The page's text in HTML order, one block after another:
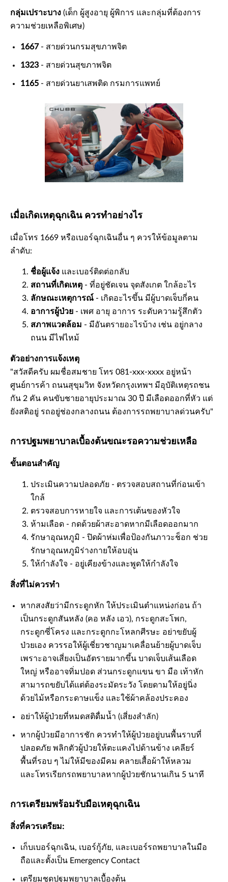
กลุ่มเปราะบาง (เด็ก ผู้สูงอายุ ผู้พิการ และกลุ่มที่ต้องการ
ความช่วยเหลือพิเศษ)
1667- สายด่วนกรมสุขภาพจิต
1323 - สายด่วนสุขภาพจิต
1165 - สายด่วนยาเสพติด กรมการแพทย์
เมื่อเกิดเหตุฉุกเฉิน ควรทำอย่างไร
เมื่อโทร 1669 หรือเบอร์ฉุกเฉินอื่น ๆ ควรให้ข้อมูลตาม
ลำดับ:
ชื่อผู้แจ้ง และเบอร์ติดต่อกลับ
สถานที่เกิดเหตุ - ที่อยู่ชัดเจน จุดสังเกต ใกล้อะไร
ลักษณะเหตุการณ์ - เกิดอะไรขึ้น มีผู้บาดเจ็บกี่คน
อาการผู้ป่วย - เพศ อายุ อาการ ระดับความรู้สึกตัว
สภาพแวดล้อม - มีอันตรายอะไรบ้าง เช่น อยู่กลาง
ถนน มีไฟไหม้
ตัวอย่างการแจ้งเหตุ
"สวัสดีครับ ผมชื่อสมชาย โทร 081-xxx-xxxx อยู่หน้า
ศูนย์การค้า ถนนสุขุมวิท จังหวัดกรุงเทพฯ มีอุบัติเหตุรถชน
กัน 2 คัน คนขับชายอายุประมาณ 30 ปี มีเลือดออกที่หัว แต่
ยังสติอยู่ รถอยู่ช่องกลางถนน ต้องการรถพยาบาลด่วนครับ"
การปฐมพยาบาลเบื้องต้นขณะรอความช่วยเหลือ
ขั้นตอนสำคัญ
ประเมินความปลอดภัย - ตรวจสอบสถานที่ก่อนเข้า
ใกล้
ตรวจสอบการหายใจ และการเต้นของหัวใจ
ห้ามเลือด - กดด้วยผ้าสะอาดหากมีเลือดออกมาก
รักษาอุณหภูมิ - ปิดผ้าห่มเพื่อป้องกันภาวะช็อก ช่วย
รักษาอุณหภูมิร่างกายให้อบอุ่น
ให้กำลังใจ - อยู่เคียงข้างและพูดให้กำลังใจ
สิ่งที่ไม่ควรทำ
หากสงสัยว่ามีกระดูกหัก ให้ประเมินตำแหน่งก่อน ถ้า
เป็นกระดูกสันหลัง (คอ หลัง เอว), กระดูกสะโพก,
กระดูกซี่โครง และกระดูกกะโหลกศีรษะ อย่าขยับผู้
ป่วยเอง ควรรอให้ผู้เชี่ยวชาญมาเคลื่อนย้ายผู้บาดเจ็บ
เพราะอาจเสี่ยงเป็นอัตรายมากขึ้น บาดเจ็บเส้นเลือด
ใหญ่ หรืออาจทิ่มปอด ส่วนกระดูกแขน ขา มือ เท้าหัก
สามารถขยับได้แต่ต้องระมัดระวัง โดยดามให้อยู่นิ่ง
ด้วยไม้หรือกระดาษแข็ง และใช้ผ้าคล้องประคอง
อย่าให้ผู้ป่วยที่หมดสติดื่มน้ำ (เสี่ยงสำลัก)
หากผู้ป่วยมีอาการชัก ควรทำให้ผู้ป่วยอยู่บนพื้นราบที่
ปลอดภัย พลิกตัวผู้ป่วยให้ตะแคงไปด้านข้าง เคลียร์
พื้นที่รอบ ๆ ไม่ให้มีของมีคม คลายเสื้อผ้าให้หลวม
และโทรเรียกรถพยาบาลหากผู้ป่วยชักนานเกิน 5 นาที
การเตรียมพร้อมรับมือเหตุฉุกเฉิน
สิ่งที่ควรเตรียม:
เก็บเบอร์ฉุกเฉิน, เบอร์กู้ภัย, และเบอร์รถพยาบาลในมือ
ถือและตั้งเป็น Emergency Contact
เตรียมชุดปฐมพยาบาลเบื้องต้น